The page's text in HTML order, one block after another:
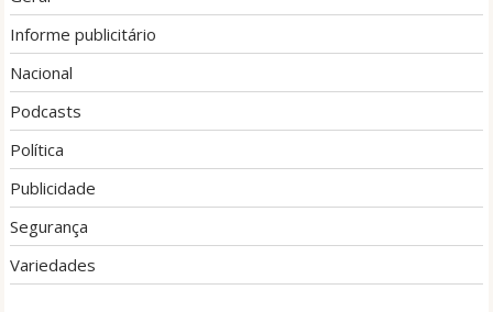
Informe publicitário
Nacional
Podcasts
Política
Publicidade
Segurança
Variedades